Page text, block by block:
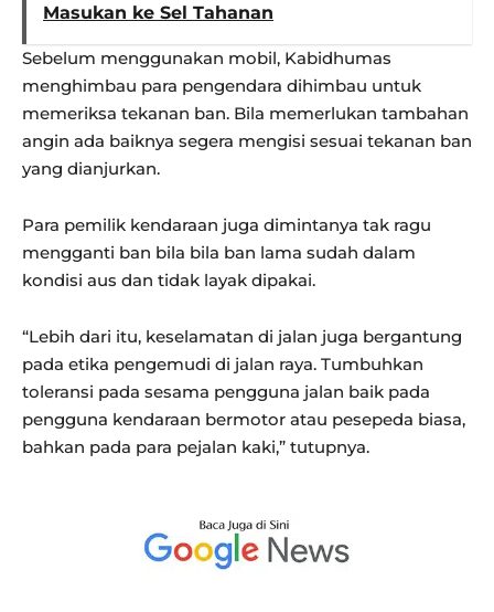
Masukan ke Sel Tahanan
Sebelum menggunakan mobil, Kabidhumas
menghimbau para pengendara dihimbau untuk
memeriksa tekanan ban. Bila memerlukan tambahan
angin ada baiknya segera mengisi sesuai tekanan ban
yang dianjurkan.
Para pemilik kendaraan juga dimintanya tak ragu
mengganti ban bila bila ban lama sudah dalam
kondisi aus dan tidak layak dipakai.
“Lebih dari itu, keselamatan di jalan juga bergantung
pada etika pengemudi di jalan raya. Tumbuhkan
toleransi pada sesama pengguna jalan baik pada
pengguna kendaraan bermotor atau pesepeda biasa,
bahkan pada para pejalan kaki,” tutupnya.